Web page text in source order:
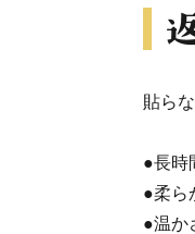
貼ら
●長時
●柔ら
●温か